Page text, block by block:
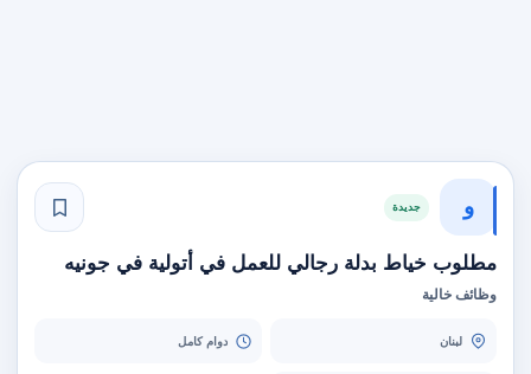
و جديدة
مطلوب خياط بدلة رجالي للعمل في أتولية في جونيه
وظائف خالية
لبنان دوام كامل